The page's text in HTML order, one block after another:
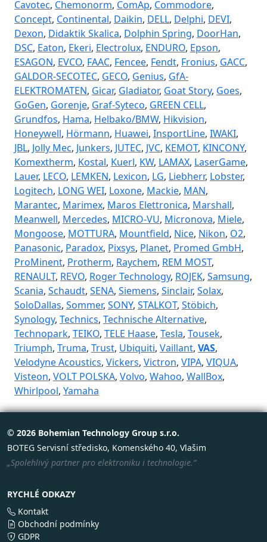
Cavotec, Chemonorm, ComAp, Commodore,
Concept, Continental, Daikin, DELL, Delphi, DEVI,
Dexon, Didaktik Skalica, Dolphin Spring, DoorHan,
DSC, Eaton, Ekeri, Electrolux, ENDURO, Epson,
ESAGON, EVCO, FAAC, Fencee, Fendt, Fronius, GACC,
GALDOR-SECOTEC, GECO, Genius, GfA-
ELEKTROMATEN, Gicar, Gladiator, Goat Story, Goes,
GoGen, Gorenje, Graf-Syteco, GREEN CELL,
Grundfos, Hama, Helbako/BMW, Hikvision,
Honeywell, Hörmann, Huawei, InsportLine, IWAKI,
JBL, Jolly Mec, Junkers, JUTEC, JVC, KEMOT, KINCONY,
Komextherm, Kostal, Kuerl, KW, LAMAX, LaserGame,
Lauer, LECO, LEMKEN, Lexicon, LG, Liebherr, Lobster,
Logitech, LONG WEI, Loxone, Mackie, MAN,
Marantec, Marimex, Maros Elettronica, Marshall,
Meanwell, Mercedes, MICRO-VU, Micronova, Miele,
Mongoose, MOTTURA, Mountfield, Nice, Nikon, O2,
Panasonic, Paradox, Pixsys, Planet, Promed GmbH,
ProMinent, Protherm, Raychem, REM MOST,
RENAULT, REVO, Roger Technology, ROJEK, Samsung,
Scania, Schaudt, SENA, Siemens, Sinclair, Solax,
SoloDallas, Sommer, SONY, STALKOT, Stöbich,
Synology, Technics, Technische Alternative,
Technopark, TEIKO, TELE Haase, Tesla, Tousek,
Triumph, Truma, Trust, Ubiquiti, Vaillant, VAS,
Velodyne Acoustics, Vickers, Victron, VIPA, VIQUA,
Visteon, VOLT POLSKA, Volvo, Wahoo, WallBox,
Whirlpool, Yamaha
© 2026 Bohemian Technology Group s.r.o.
BOTEG Servisní středisko, Komenského 40, Vlašim
„Spolehlivý partner pro elektroniku i technologie.“
RYCHLÉ ODKAZY
Kontakt
Obchodní podmínky
GDPR